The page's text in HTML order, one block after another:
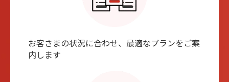
お客さまの状況に合わせ、最適なプランをご案
内します